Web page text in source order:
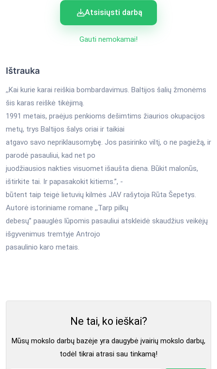
Atsisiųsti darbą
Gauti nemokamai!
Ištrauka
,,Kai kurie karai reiškia bombardavimus. Baltijos šalių žmonėms
šis karas reiškė tikėjimą.
1991 metais, praėjus penkioms dešimtims žiaurios okupacijos
metų, trys Baltijos šalys oriai ir taikiai
atgavo savo nepriklausomybę. Jos pasirinko viltį, o ne pagiežą, ir
parodė pasauliui, kad net po
juodžiausios nakties visuomet išaušta diena. Būkit malonūs,
ištirkite tai. Ir papasakokit kitiems.”, -
būtent taip teigė lietuvių kilmės JAV rašytoja Rūta Šepetys.
Autorė istoriniame romane ,,Tarp pilkų
debesų” paauglės lūpomis pasauliui atskleidė skaudžius veikėjų
išgyvenimus tremtyje Antrojo
pasaulinio karo metais.
Ne tai, ko ieškai?
Mūsų mokslo darbų bazėje yra daugybė įvairių mokslo darbų,
todėl tikrai atrasi sau tinkamą!